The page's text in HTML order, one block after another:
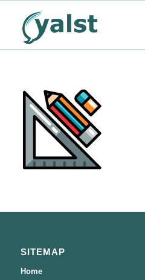
SITEMAP
Home